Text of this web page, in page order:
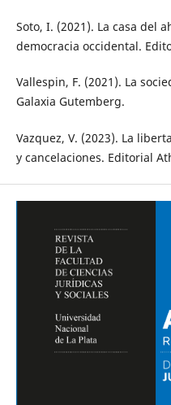
Soto, I. (2021). La casa del
democracia occidental.
Vallespin, F. (2021). La
Galaxia Gutemberg.
Vazquez, V. (2023). La
y cancelaciones. Editorial